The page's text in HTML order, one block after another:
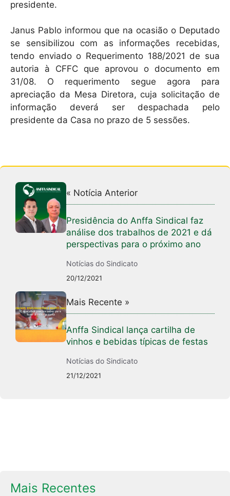
presidente.
Janus Pablo informou que na ocasião o Deputado
se sensibilizou com as informações recebidas,
tendo enviado o Requerimento 188/2021 de sua
autoria à CFFC que aprovou o documento em
31/08. O requerimento segue agora para
apreciação da Mesa Diretora, cuja solicitação de
informação deverá ser despachada pelo
presidente da Casa no prazo de 5 sessões.
« Notícia Anterior
Presidência do Anffa Sindical faz
análise dos trabalhos de 2021 e dá
perspectivas para o próximo ano
Notícias do Sindicato
20/12/2021
Mais Recente »
Anffa Sindical lança cartilha de
vinhos e bebidas típicas de festas
Notícias do Sindicato
21/12/2021
Mais Recentes